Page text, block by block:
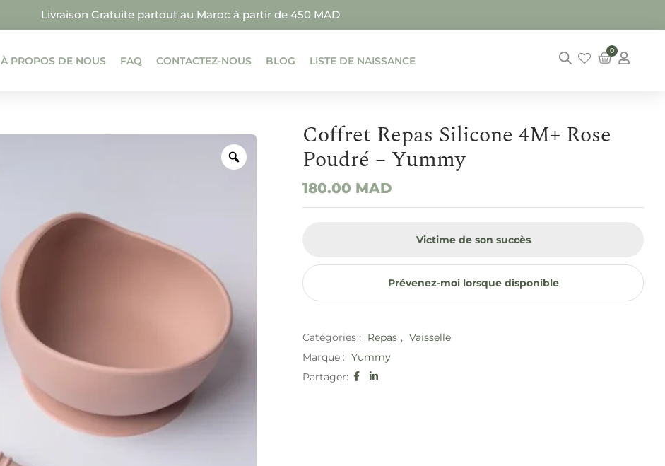
Livraison Gratuite partout au Maroc à partir de 450 MAD
À PROPOS DE NOUS FAQ CONTACTEZ-NOUS BLOG LISTE DE NAISSANCE
0
Coffret Repas Silicone 4M+ Rose
Poudré – Yummy
180.00 MAD
Victime de son succès
Prévenez-moi lorsque disponible
Catégories : Repas , Vaisselle
Marque : Yummy
Partager: